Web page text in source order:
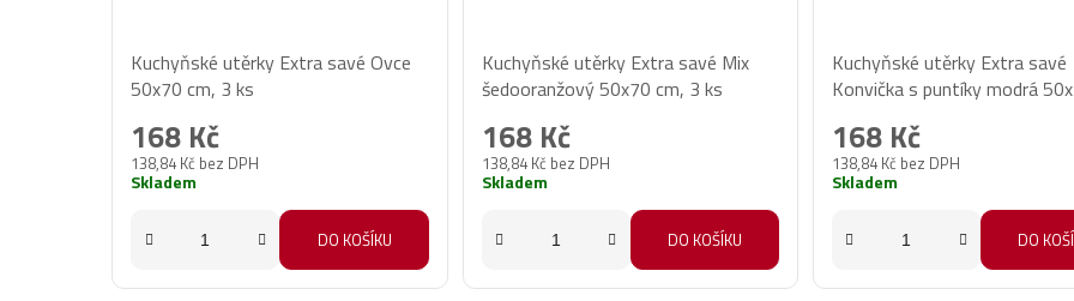
Kuchyňské utěrky Extra savé Ovce
50x70 cm, 3 ks
138,84 Kč bez DPH
168 Kč
Skladem
DO KOŠÍKU
Kuchyňské utěrky Extra savé Mix
šedooranžový 50x70 cm, 3 ks
138,84 Kč bez DPH
168 Kč
Skladem
DO KOŠÍKU
Kuchyňské utěrky Extra savé
Konvička s puntíky modrá
138,84 Kč bez DPH
168 Kč
Skladem
DO